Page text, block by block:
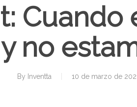
no
By Inventta 10 de marzo de